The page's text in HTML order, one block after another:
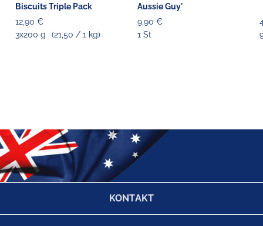
Biscuits Triple Pack
12,90 €
3x200 g
(21,50 / 1 kg)
Aussie Guy'
9,90 €
1 St
KONTAKT